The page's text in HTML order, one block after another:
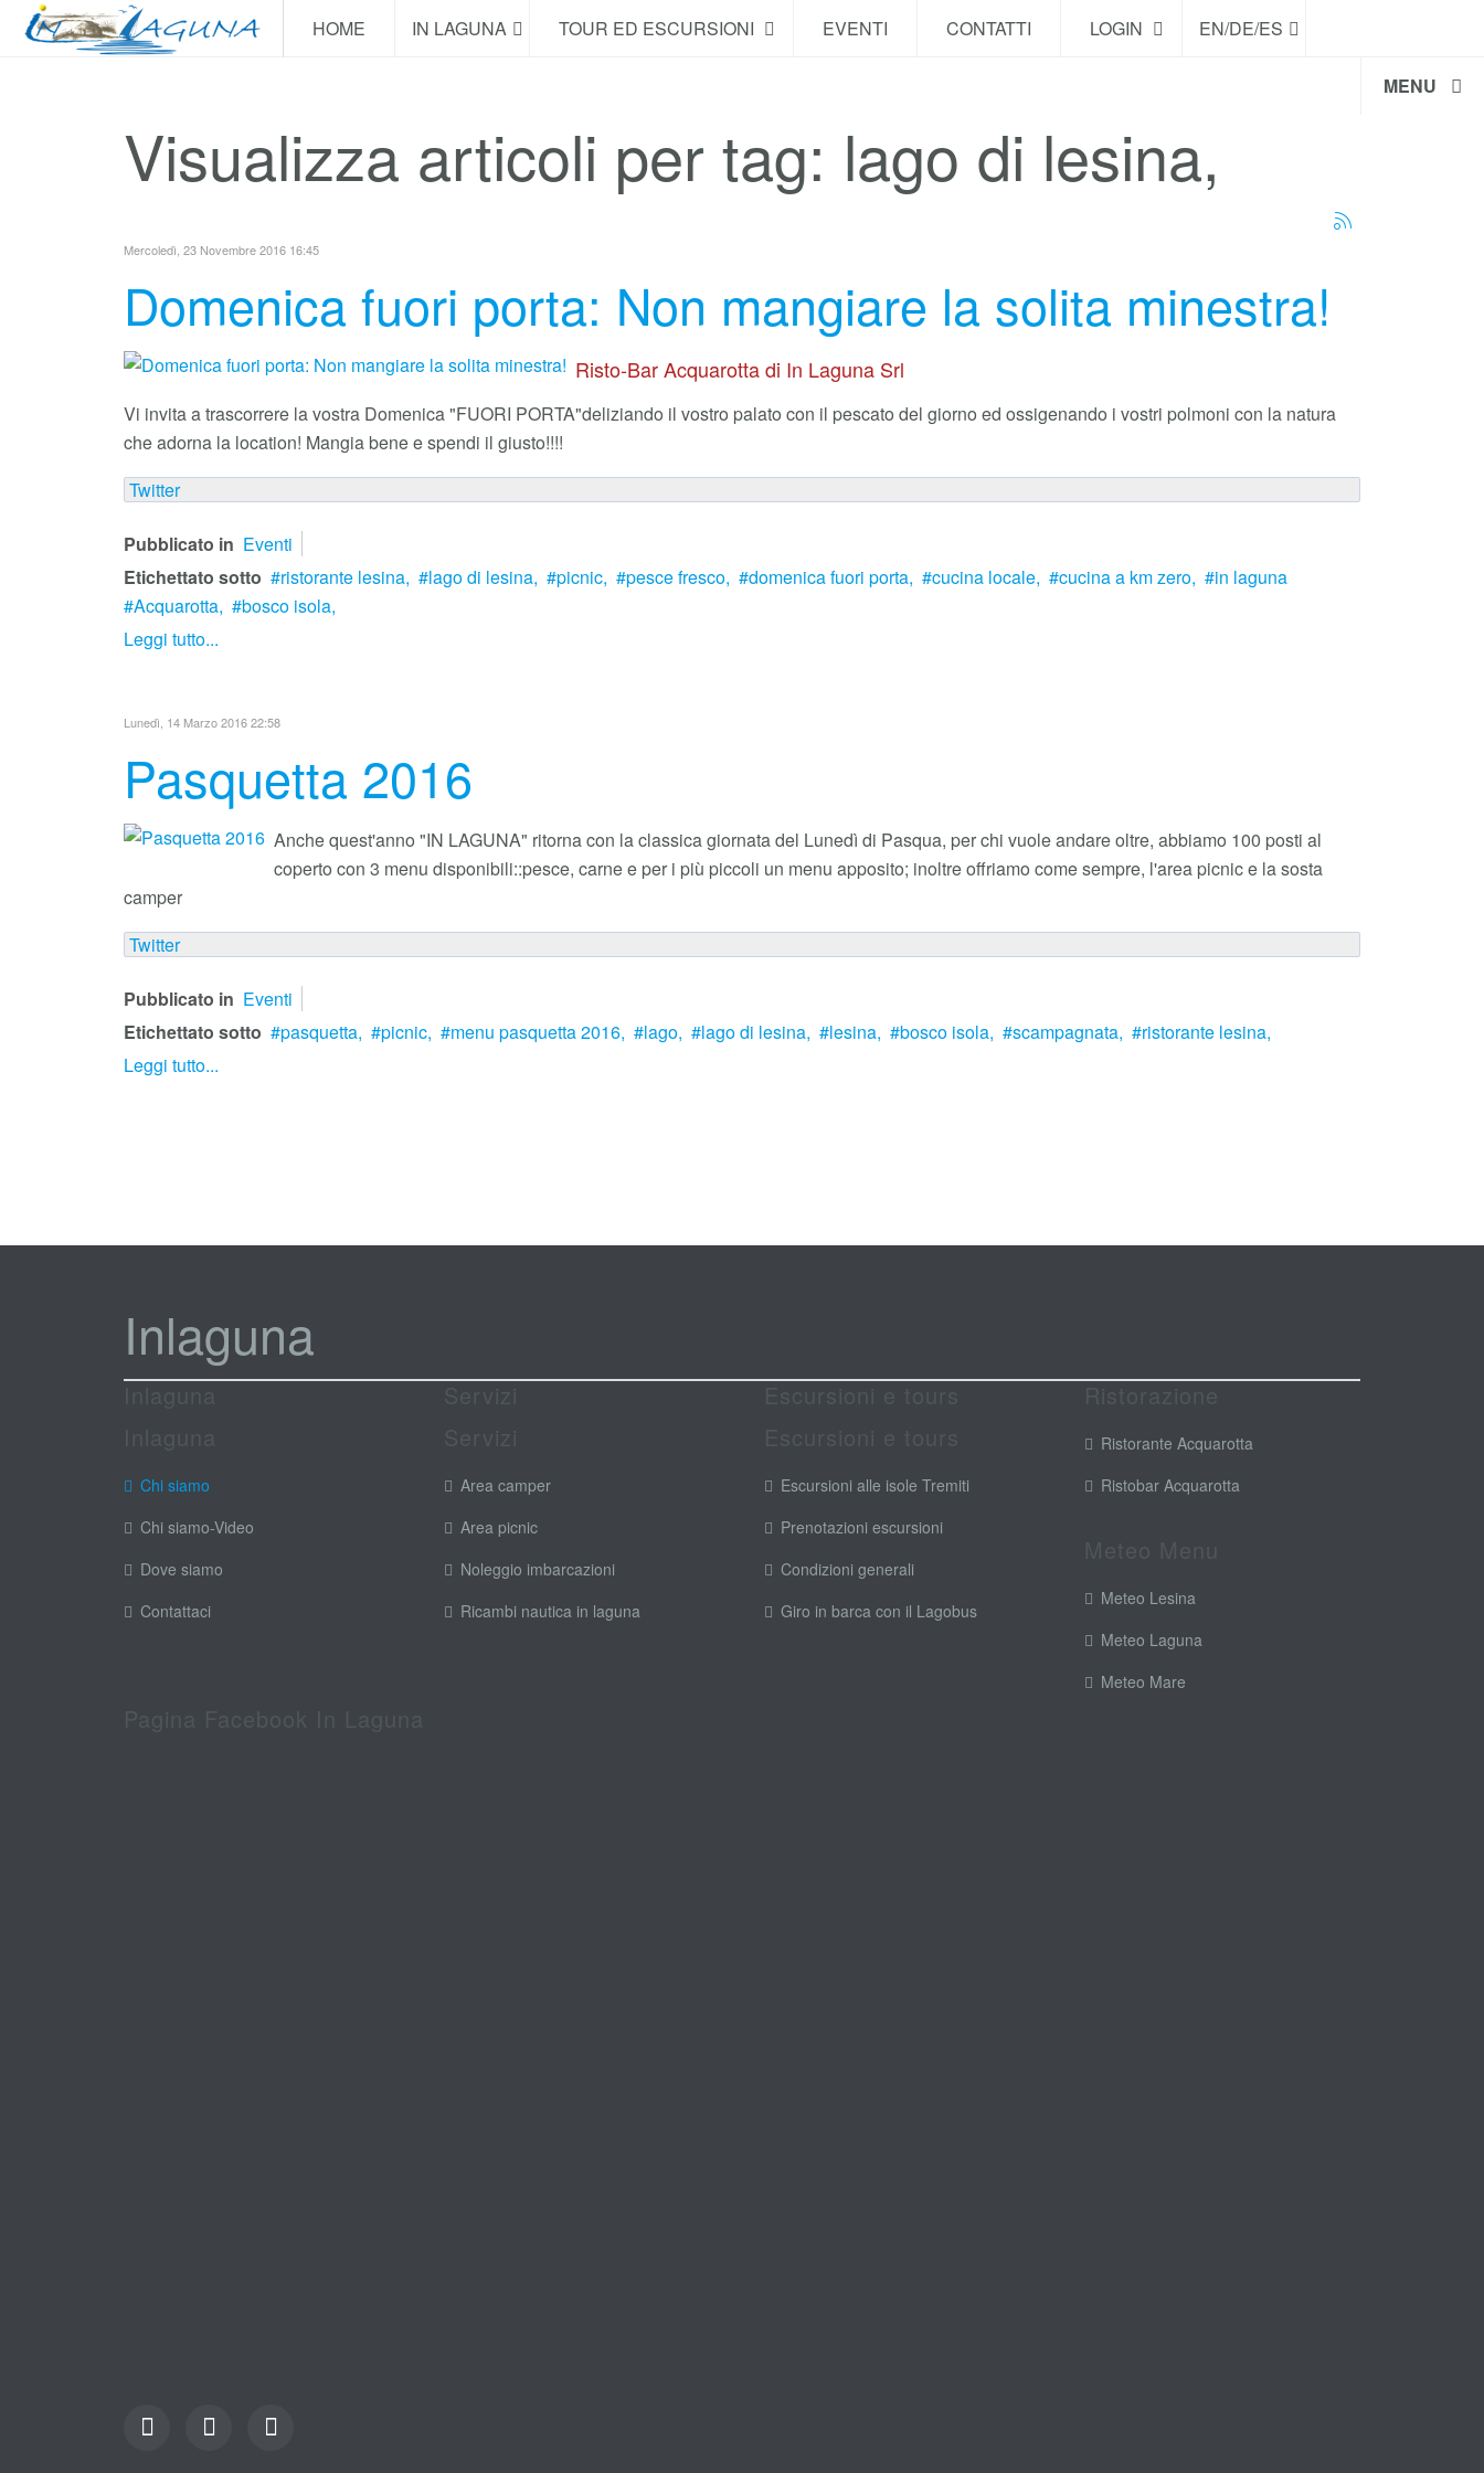
HOME IN LAGUNA TOUR ED ESCURSIONI EVENTI CONTATTI LOGIN EN/DE/ES
MENU
Visualizza articoli per tag: lago di lesina,
Mercoledì, 23 Novembre 2016 16:45
Domenica fuori porta: Non mangiare la solita minestra!
Risto-Bar Acquarotta di In Laguna Srl
Vi invita a trascorrere la vostra Domenica "FUORI PORTA"deliziando il vostro palato con il pescato del giorno ed ossigenando i vostri polmoni con la natura
che adorna la location! Mangia bene e spendi il giusto!!!!
Twitter
Pubblicato in Eventi
Etichettato sotto
ristorante lesina, lago di lesina, picnic, pesce fresco, domenica fuori porta, cucina locale, cucina a km zero,
in laguna
Acquarotta,
bosco isola,
Leggi tutto...
Lunedì, 14 Marzo 2016 22:58
Pasquetta 2016
Anche quest'anno "IN LAGUNA" ritorna con la classica giornata del Lunedì di Pasqua, per chi vuole andare oltre, abbiamo 100 posti al
coperto con 3 menu disponibili::pesce, carne e per i più piccoli un menu apposito; inoltre offriamo come sempre, l'area picnic e la sosta
camper
Twitter
Pubblicato in Eventi
Etichettato sotto
pasquetta, picnic, menu pasquetta 2016, lago, lago di lesina, lesina, bosco isola, scampagnata,
ristorante lesina,
Leggi tutto...
Inlaguna
Chi siamo
Chi siamo-Video
Dove siamo
Contattaci
Area camper
Area picnic
Noleggio imbarcazioni
Ricambi nautica in laguna
Escursioni alle isole Tremiti
Prenotazioni escursioni
Condizioni generali
Giro in barca con il Lagobus
Ristorante Acquarotta
Ristobar Acquarotta
Meteo Lesina
Meteo Laguna
Meteo Mare